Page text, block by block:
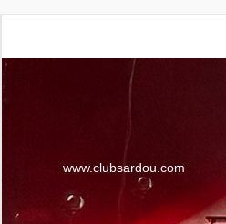
www.clubsardou.com